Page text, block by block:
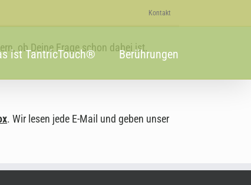
Kontakt
ist TantricTouch® Berührungen
ob Deine Frage schon dabei ist.
. Wir lesen jede E-Mail und geben unser